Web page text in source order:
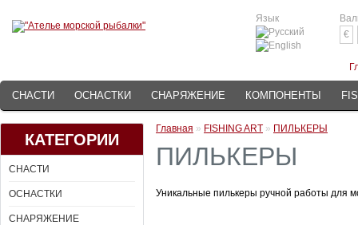
Язык
€
СНАСТИ ОСНАСТКИ СНАРЯЖЕНИЕ КОМПОНЕНТЫ
КАТЕГОРИИ
СНАСТИ
ОСНАСТКИ
СНАРЯЖЕНИЕ
Главная » FISHING ART » ПИЛЬКЕРЫ
ПИЛЬКЕРЫ
Уникальные пилькеры ручной работы для